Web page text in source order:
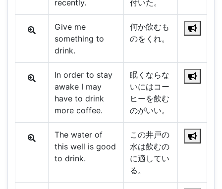
recently.
付いた。
Give me
something to
drink.
何か飲むも
のをくれ。
In order to stay
awake I may
have to drink
more coffee.
眠くならな
いにはコー
ヒーを飲む
のがいい。
The water of
this well is good
to drink.
この井戸の
水は飲むの
に適してい
る。